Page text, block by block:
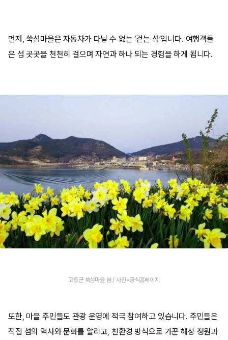
먼저, 쑥섬마을은 자동차가 다닐 수 없는 ‘걷는 섬’입니다. 여행객들
은 섬 곳곳을 천천히 걸으며 자연과 하나 되는 경험을 하게 됩니다.
고흥군 쑥섬마을 봄 / 사진=공식홈페이지
또한, 마을 주민들도 관광 운영에 적극 참여하고 있습니다. 주민들은
직접 섬의 역사와 문화를 알리고, 친환경 방식으로 가꾼 해상 정원과